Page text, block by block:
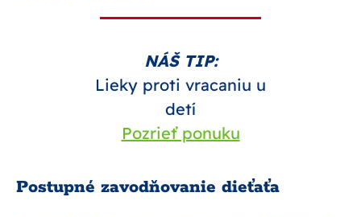
NÁŠ TIP:
Lieky proti vracaniu u
detí
Pozrieť ponuku
Postupné zavodňovanie dieťaťa